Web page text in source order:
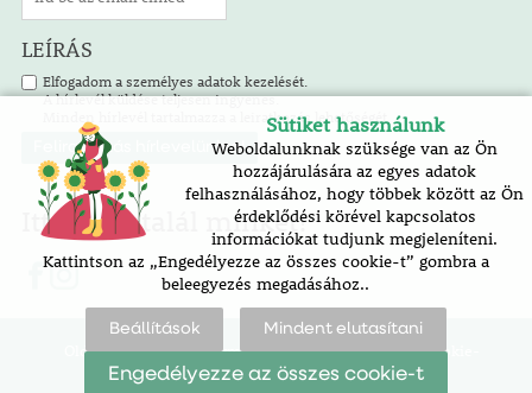
LEÍRÁS
Elfogadom a személyes adatok kezelését.
A hírlevél küldése teljesen ingyenes.
Minden hírlevél tartalmazza a leiratkozás lehetőségét.
Itt is megtalál minket!
Oldaltérkép | akadálymentesítési nyilatkozat |
cookie-
beállítások
Sütiket használunk
Weboldalunknak szüksége van az Ön
hozzájárulására az egyes adatok
felhasználásához, hogy többek között az Ön
érdeklődési körével kapcsolatos
információkat tudjunk megjeleníteni.
Kattintson az „Engedélyezze az összes cookie-t” gombra a
beleegyezés megadásához..
Beállítások Mindent elutasítani
Engedélyezze az összes cookie-t